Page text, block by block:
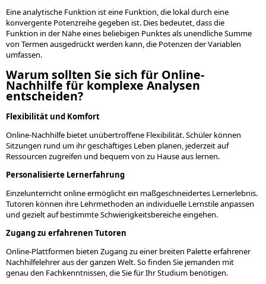
Eine analytische Funktion ist eine Funktion, die lokal durch eine
konvergente Potenzreihe gegeben ist. Dies bedeutet, dass die
Funktion in der Nähe eines beliebigen Punktes als unendliche Summe
von Termen ausgedrückt werden kann, die Potenzen der Variablen
umfassen.
Warum sollten Sie sich für Online-
Nachhilfe für komplexe Analysen
entscheiden?
Flexibilität und Komfort
Online-Nachhilfe bietet unübertroffene Flexibilität. Schüler können
Sitzungen rund um ihr geschäftiges Leben planen, jederzeit auf
Ressourcen zugreifen und bequem von zu Hause aus lernen.
Personalisierte Lernerfahrung
Einzelunterricht online ermöglicht ein maßgeschneidertes Lernerlebnis.
Tutoren können ihre Lehrmethoden an individuelle Lernstile anpassen
und gezielt auf bestimmte Schwierigkeitsbereiche eingehen.
Zugang zu erfahrenen Tutoren
Online-Plattformen bieten Zugang zu einer breiten Palette erfahrener
Nachhilfelehrer aus der ganzen Welt. So finden Sie jemanden mit
genau den Fachkenntnissen, die Sie für Ihr Studium benötigen.